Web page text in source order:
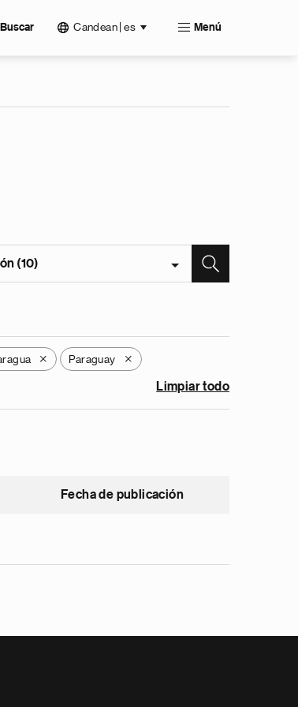
Buscar Candean | es Menú
(10)
X Paraguay X
Limpiar todo
Fecha de publicación